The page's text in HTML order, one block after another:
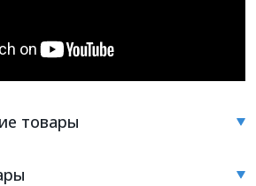
товары